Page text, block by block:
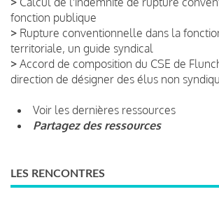
fonction publique
> Rupture conventionnelle dans la
territoriale, un guide syndical
> Accord de composition du CSE de
direction de désigner des élus non
Voir les dernières ressources
Partagez des ressources
LES RENCONTRES